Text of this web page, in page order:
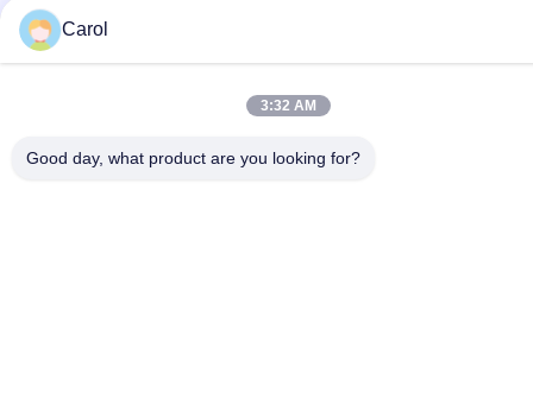
Bản quyền © 2020-2026 Jiangyin Baoli Machinery Manufacturing
Co., Ltd. Tất cả. Tất cả quyền được bảo lưu.
Carol
3:32 AM
Good day, what product are you looking for?